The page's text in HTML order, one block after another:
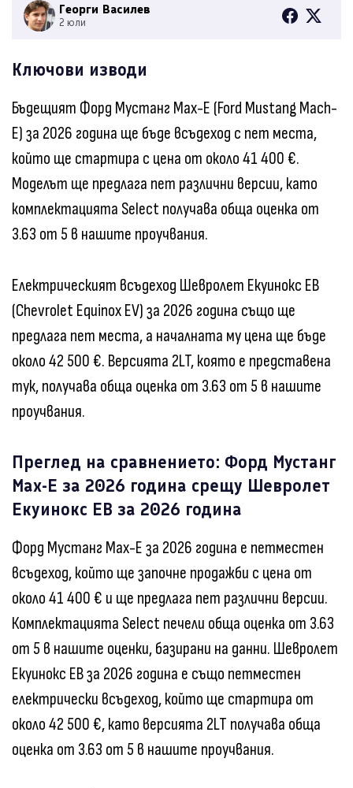
Георги Василев
2 юли
Ключови изводи
Бъдещият Форд Мустанг Мах-Е (Ford Mustang Mach-
E) за 2026 година ще бъде всъдеход с пет места,
който ще стартира с цена от около 41 400 €.
Моделът ще предлага пет различни версии, като
комплектацията Select получава обща оценка от
3.63 от 5 в нашите проучвания.
Електрическият всъдеход Шевролет Екуинокс ЕВ
(Chevrolet Equinox EV) за 2026 година също ще
предлага пет места, а началната му цена ще бъде
около 42 500 €. Версията 2LT, която е представена
тук, получава обща оценка от 3.63 от 5 в нашите
проучвания.
Преглед на сравнението: Форд Мустанг
Мах-Е за 2026 година срещу Шевролет
Екуинокс ЕВ за 2026 година
Форд Мустанг Мах-Е за 2026 година е петместен
всъдеход, който ще започне продажби с цена от
около 41 400 € и ще предлага пет различни версии.
Комплектацията Select печели обща оценка от 3.63
от 5 в нашите оценки, базирани на данни. Шевролет
Екуинокс ЕВ за 2026 година е също петместен
електрически всъдеход, който ще стартира от
около 42 500 €, като версията 2LT получава обща
оценка от 3.63 от 5 в нашите проучвания.